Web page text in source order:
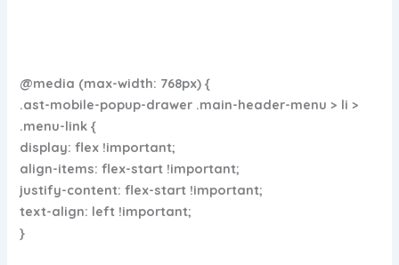
@media (max-width: 768px) {
.ast-mobile-popup-drawer .main-header-menu > li >
.menu-link {
display: flex !important;
align-items: flex-start !important;
justify-content: flex-start !important;
text-align: left !important;
}